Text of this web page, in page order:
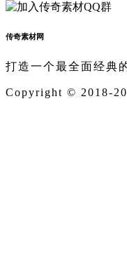
传奇素材网
打造一个最全面经典
Copyright © 2018-